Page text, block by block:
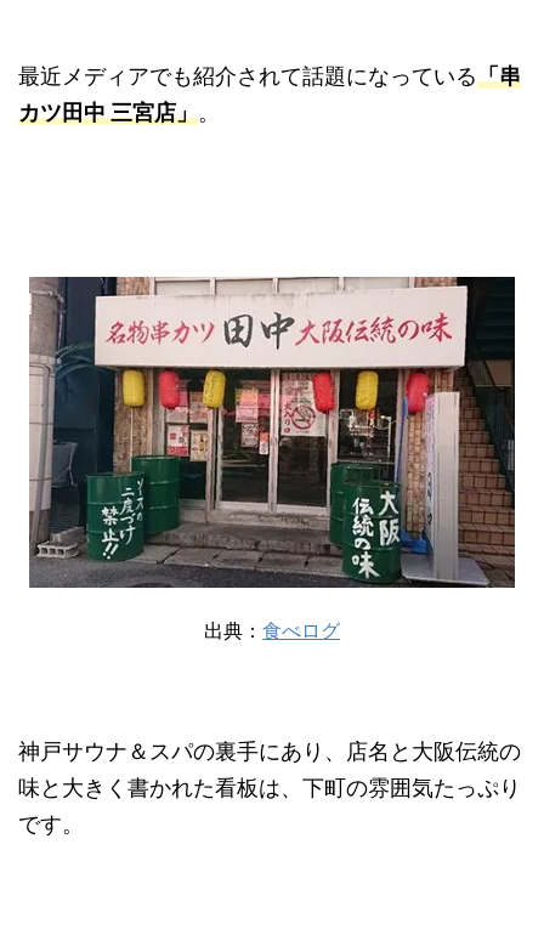
最近メディアでも紹介されて話題になっている「串
カツ田中 三宮店」。
出典： 食べログ
神戸サウナ＆スパの裏手にあり、店名と大阪伝統の
味と大きく書かれた看板は、下町の雰囲気たっぷり
です。